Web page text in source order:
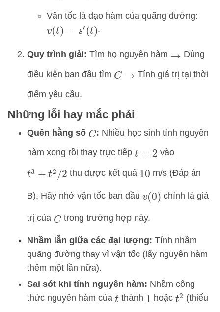
Vận tốc là đạo hàm của quãng đường:
v(t)=s′ (t) .
Quy trình giải: Tìm họ nguyên hàm → Dùng
điều kiện ban đầu tìm C → Tính giá trị tại thời
điểm yêu cầu.
Những lỗi hay mắc phải
Quên hằng số C: Nhiều học sinh tính nguyên
hàm xong rồi thay trực tiếp t=2 vào
t3 +t2/2 thu được kết quả 10 m/s (Đáp án
B). Hãy nhớ vận tốc ban đầu v(0) chính là giá
trị của C trong trường hợp này.
Nhầm lẫn giữa các đại lượng: Tính nhầm
quãng đường thay vì vận tốc (lấy nguyên hàm
thêm một lần nữa).
Sai sót khi tính nguyên hàm: Nhầm công
thức nguyên hàm của t thành 1 hoặc t2 (thiếu